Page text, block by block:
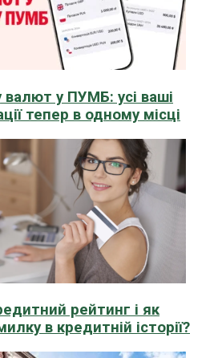
валют у ПУМБ: усі ваші
тепер в одному місці
рейтинг і як
в кредитній історії?